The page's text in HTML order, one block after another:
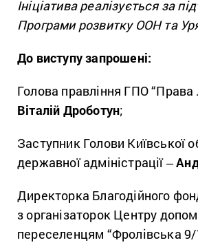
Ініціатива реалізується за
Програми розвитку ООН та
До виступу запрошені:
Голова правління ГПО
Віталій Дроботун;
Заступник Голови Київської
державної адміністрації ‒
Директорка Благодійного
з організаторок Центру
переселенцям “Фролівська